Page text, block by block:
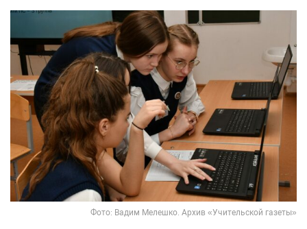
Фото: Вадим Мелешко. Архив «Учительской газеты»